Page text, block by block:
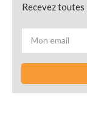
Recevez